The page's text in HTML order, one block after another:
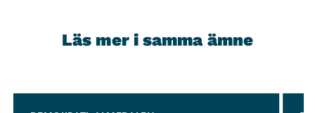
Läs mer i samma ämne